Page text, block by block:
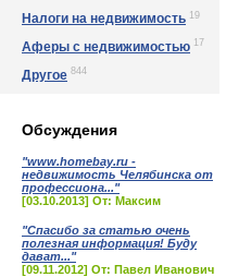
Налоги на недвижимость 19
Аферы с недвижимостью 17
Другое 844
Обсуждения
"www.homebay.ru -
недвижимость Челябинска от
профессиона..."
[03.10.2013] От: Максим
"Спасибо за статью очень
полезная информация! Буду
дават..."
[09.11.2012] От: Павел Иванович